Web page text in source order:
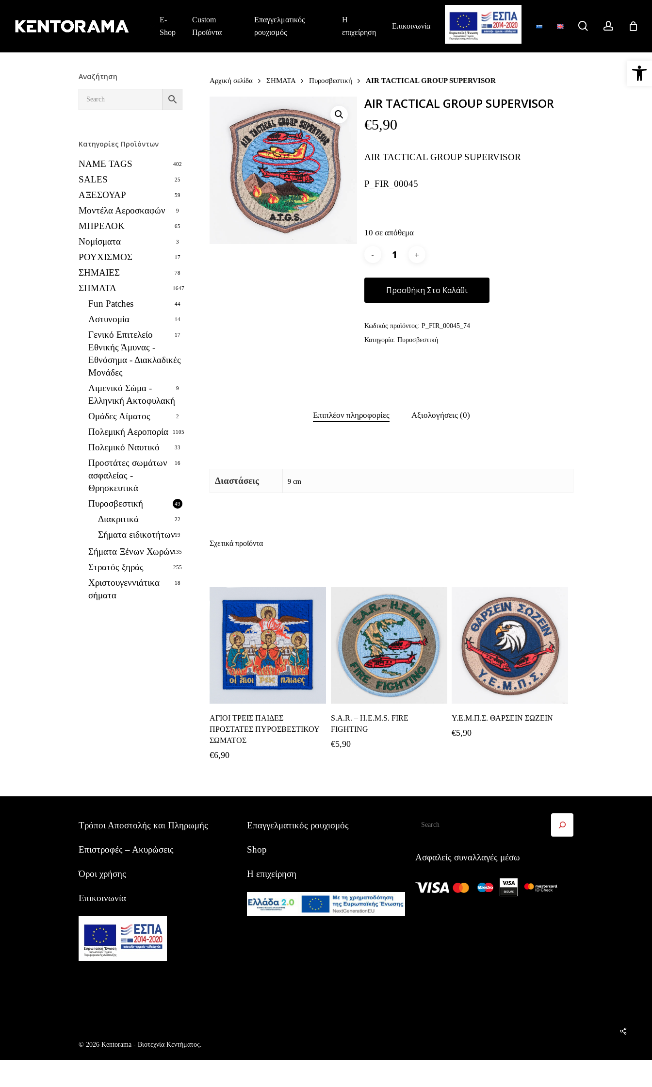
main
E-
Shop
Custom
Προϊόντα
Επαγγελματικός
ρουχισμός
Η
επιχείρηση
Επικοινωνία searchaccount
Αναζήτηση
Κατηγορίες Προϊόντων
NAME TAGS 402
SALES 25
ΑΞΕΣΟΥΑΡ 59
Μοντέλα Αεροσκαφών 9
ΜΠΡΕΛΟΚ 65
Νομίσματα 3
ΡΟΥΧΙΣΜΟΣ 17
ΣΗΜΑΙΕΣ 78
ΣΗΜΑΤΑ 1647
Fun Patches 44
Αστυνομία 14
Γενικό Επιτελείο
Εθνικής Άμυνας -
Εθνόσημα - Διακλαδικές
Μονάδες
17
Λιμενικό Σώμα -
Ελληνική Ακτοφυλακή
9
Ομάδες Αίματος 2
Πολεμική Αεροπορία 1105
Πολεμικό Ναυτικό 33
Προστάτες σωμάτων
ασφαλείας -
Θρησκευτικά
16
Πυροσβεστική 49
Διακριτικά 22
Σήματα ειδικοτήτων19
Σήματα Ξένων Χωρών135
Στρατός ξηράς 255
Χριστουγεννιάτικα
σήματα
18
Αρχική σελίδα ΣΗΜΑΤΑ Πυροσβεστική AIR TACTICAL GROUP SUPERVISOR
AIR TACTICAL GROUP SUPERVISOR
€5,90
AIR TACTICAL GROUP SUPERVISOR
P_FIR_00045
10 σε απόθεμα
Προσθήκη Στο Καλάθι
Κωδικός προϊόντος: P_FIR_00045_74
Κατηγορία: Πυροσβεστική
Επιπλέον πληροφορίες Αξιολογήσεις (0)
Διαστάσεις 9 cm
Σχετικά προϊόντα
ΑΓΙΟΙ ΤΡΕΙΣ ΠΑΙΔΕΣ
ΠΡΟΣΤΑΤΕΣ ΠΥΡΟΣΒΕΣΤΙΚΟΥ
ΣΩΜΑΤΟΣ
€6,90
S.A.R. – H.E.M.S. FIRE
FIGHTING
€5,90
Υ.Ε.Μ.Π.Σ. ΘΑΡΣΕΙΝ ΣΩΖΕΙΝ
€5,90
Τρόποι Αποστολής και Πληρωμής
Επιστροφές – Ακυρώσεις
Όροι χρήσης
Επικοινωνία
Επαγγελματικός ρουχισμός
Shop
Η επιχείρηση
Ασφαλείς συναλλαγές μέσω
© 2026 Kentorama - Bιοτεχνία Kεντήματος.